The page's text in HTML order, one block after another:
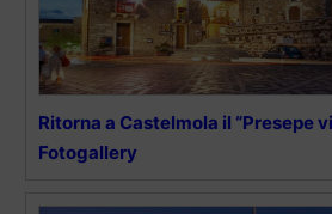
Ritorna a Castelmola il “Presepe
Fotogallery